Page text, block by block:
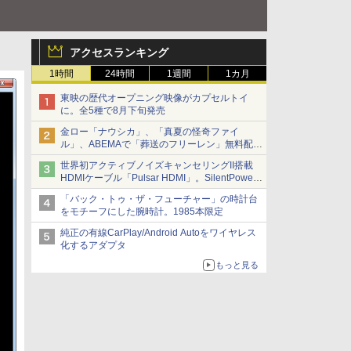
アクセスランキング
1時間 24時間 1週間 1カ月
東映の歴代オープニング映像がカプセルトイ
に。全5種で8月下旬発売
金ロー「ナウシカ」、「真夏の怪奇ファイ
ル」、ABEMAで「葬送のフリーレン」無料配信
など。夏の特番・配信情報
世界初アクティブノイズキャンセリングII搭載
HDMIケーブル「Pulsar HDMI」。SilentPower
から
「バック・トゥ・ザ・フューチャー」の時計台
をモチーフにした腕時計。1985本限定
純正の有線CarPlay/Android Autoをワイヤレス
化するアダプタ
もっと見る